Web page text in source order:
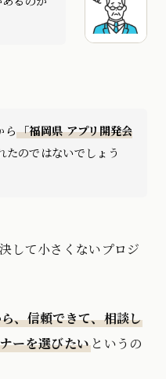
ら「福岡県 アプリ開発会
たのではないでしょう
して小さくないプロジ
、信頼できて、相談し
ーを選びたいというの